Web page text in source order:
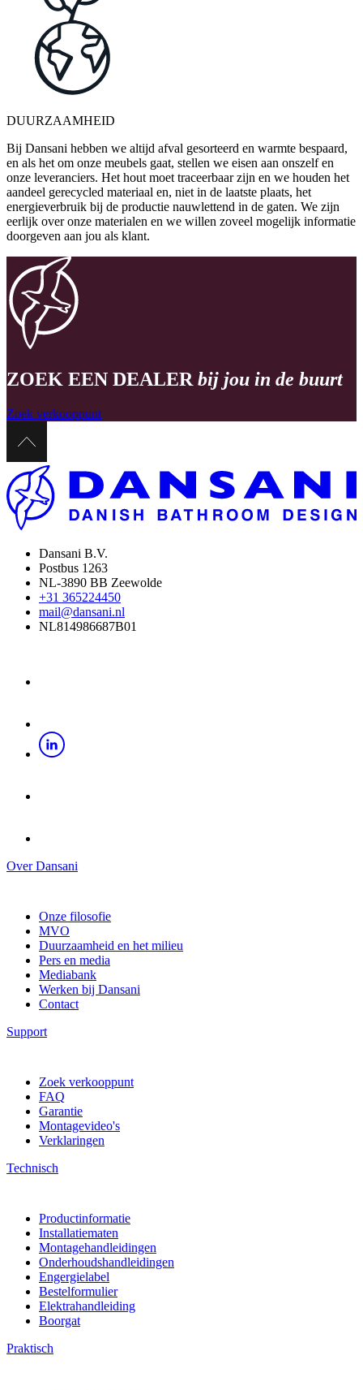
DUURZAAMHEID
Bij Dansani hebben we altijd afval gesorteerd en warmte bespaard,
en als het om onze meubels gaat, stellen we eisen aan onszelf en
onze leveranciers. Het hout moet traceerbaar zijn en we houden het
aandeel gerecycled materiaal en, niet in de laatste plaats, het
energieverbruik bij de productie nauwlettend in de gaten. We zijn
eerlijk over onze materialen en we willen zoveel mogelijk informatie
doorgeven aan jou als klant.
ZOEK EEN DEALER bij jou in de buurt
Zoek verkooppunt
Dansani B.V.
Postbus 1263
NL-3890 BB Zeewolde
+31 365224450
mail@dansani.nl
NL814986687B01
Over Dansani
Onze filosofie
MVO
Duurzaamheid en het milieu
Pers en media
Mediabank
Werken bij Dansani
Contact
Support
Zoek verkooppunt
FAQ
Garantie
Montagevideo's
Verklaringen
Technisch
Productinformatie
Installatiematen
Montagehandleidingen
Onderhoudshandleidingen
Engergielabel
Bestelformulier
Elektrahandleiding
Boorgat
Praktisch